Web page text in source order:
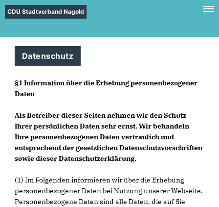
CDU Stadtverband Nagold
Datenschutz
§1 Information über die Erhebung personenbezogener
Daten
Als Betreiber dieser Seiten nehmen wir den Schutz
Ihrer persönlichen Daten sehr ernst. Wir behandeln
Ihre personenbezogenen Daten vertraulich und
entsprechend der gesetzlichen Datenschutzvorschriften
sowie dieser Datenschutzerklärung.
(1) Im Folgenden informieren wir über die Erhebung
personenbezogener Daten bei Nutzung unserer Webseite.
Personenbezogene Daten sind alle Daten, die auf Sie